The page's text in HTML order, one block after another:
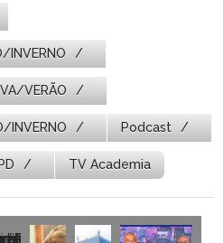
INVERNO
VERÃO
INVERNO Podcast
TV Academia